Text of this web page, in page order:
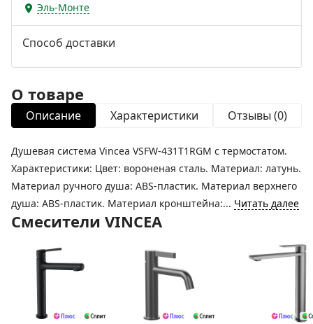
Эль-Монте
Способ доставки
О товаре
Описание Характеристики Отзывы (0)
Душевая система Vincea VSFW-431T1RGM с термостатом.
Характеристики: Цвет: вороненая сталь. Материал: латунь.
Материал ручного душа: ABS-пластик. Материал верхнего
душа: ABS-пластик. Материал кронштейна:... Читать далее
Смесители VINCEA